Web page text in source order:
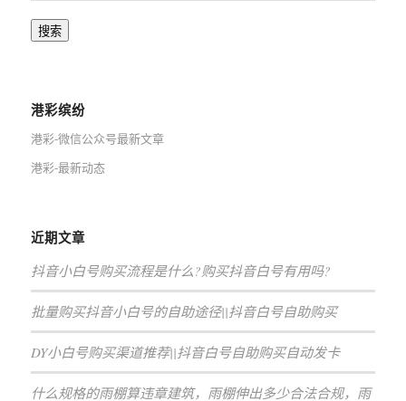
搜索
港彩缤纷
港彩-微信公众号最新文章
港彩-最新动态
近期文章
抖音小白号购买流程是什么?购买抖音白号有用吗?
批量购买抖音小白号的自助途径||抖音白号自助购买
DY小白号购买渠道推荐||抖音白号自助购买自动发卡
什么规格的雨棚算违章建筑，雨棚伸出多少合法合规，雨